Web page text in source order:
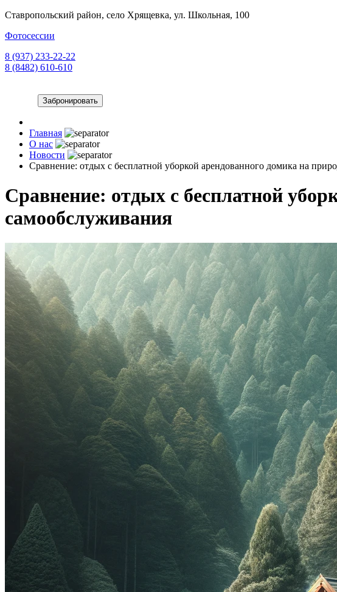
Ставропольский район, село Хрящевка, ул. Школьная, 100
Фотосессии
8 (937) 233-22-22
8 (8482) 610-610
Забронировать
Главная
О нас
Новости
Сравнение: отдых с бесплатной уборкой арендованного домика на
Сравнение: отдых с бесплатной
самообслуживания